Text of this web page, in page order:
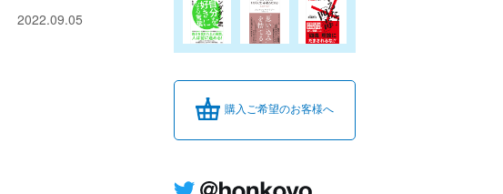
2022.09.05
購入ご希望のお客様へ